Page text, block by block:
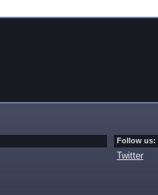
Follow us:
Twitter